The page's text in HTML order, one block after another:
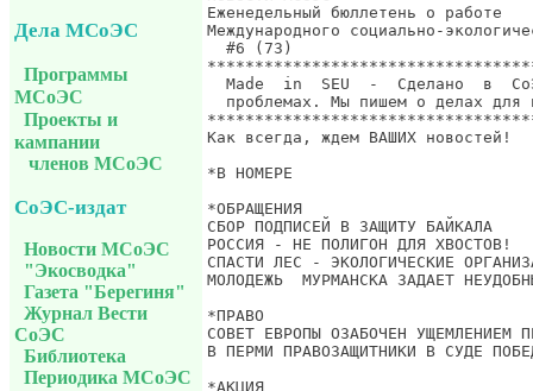
Дела МСоЭС
Программы
МСоЭС
Проекты и
кампании
членов МСоЭС
СоЭС-издат
Новости МСоЭС
"Экосводка"
Газета "Берегиня"
Журнал Вести
СоЭС
Библиотека
Периодика МСоЭС